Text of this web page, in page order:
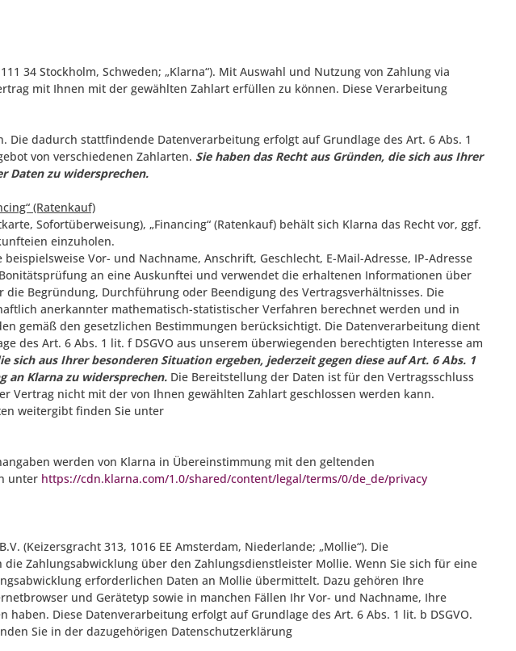
34 Stockholm, Schweden; „Klarna“). Mit Auswahl und Nutzung von Zahlung via
mit Ihnen mit der gewählten Zahlart erfüllen zu können. Diese Verarbeitung
dadurch stattfindende Datenverarbeitung erfolgt auf Grundlage des Art. 6 Abs. 1
von verschiedenen Zahlarten. Sie haben das Recht aus Gründen, die sich aus Ihrer
Daten zu widersprechen.
(Ratenkauf)
Sofortüberweisung), „Financing“ (Ratenkauf) behält sich Klarna das Recht vor, ggf.
einzuholen.
Vor- und Nachname, Anschrift, Geschlecht, E-Mail-Adresse, IP-Adresse
an eine Auskunftei und verwendet die erhaltenen Informationen über
Begründung, Durchführung oder Beendigung des Vertragsverhältnisses. Die
anerkannter mathematisch-statistischer Verfahren berechnet werden und in
gemäß den gesetzlichen Bestimmungen berücksichtigt. Die Datenverarbeitung dient
Art. 6 Abs. 1 lit. f DSGVO aus unserem überwiegenden berechtigten Interesse am
sich aus Ihrer besonderen Situation ergeben, jederzeit gegen diese auf Art. 6 Abs. 1
an Klarna zu widersprechen. Die Bereitstellung der Daten ist für den Vertragsschluss
Vertrag nicht mit der von Ihnen gewählten Zahlart geschlossen werden kann.
weitergibt finden Sie unter
werden von Klarna in Übereinstimmung mit den geltenden
unter https://cdn.klarna.com/1.0/shared/content/legal/terms/0/de_de/privacy
(Keizersgracht 313, 1016 EE Amsterdam, Niederlande; „Mollie“). Die
Zahlungsabwicklung über den Zahlungsdienstleister Mollie. Wenn Sie sich für eine
erforderlichen Daten an Mollie übermittelt. Dazu gehören Ihre
und Gerätetyp sowie in manchen Fällen Ihr Vor- und Nachname, Ihre
Diese Datenverarbeitung erfolgt auf Grundlage des Art. 6 Abs. 1 lit. b DSGVO.
Sie in der dazugehörigen Datenschutzerklärung